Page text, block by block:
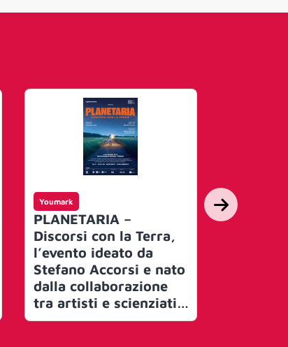
Youmark
PLANETARIA –
Discorsi con la Terra,
l’evento ideato da
Stefano Accorsi e nato
dalla collaborazione
tra artisti e scienziati
dà appuntamento a
Youmark
Poste